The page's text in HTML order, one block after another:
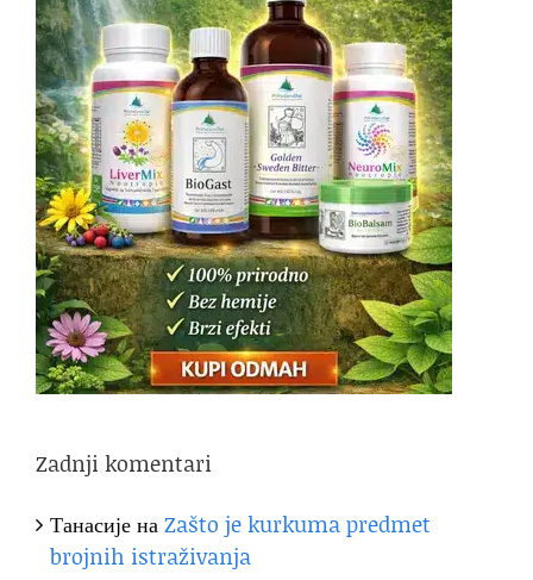
Zadnji komentari
ТанасијенаZašto je kurkuma predmet
brojnih istraživanja